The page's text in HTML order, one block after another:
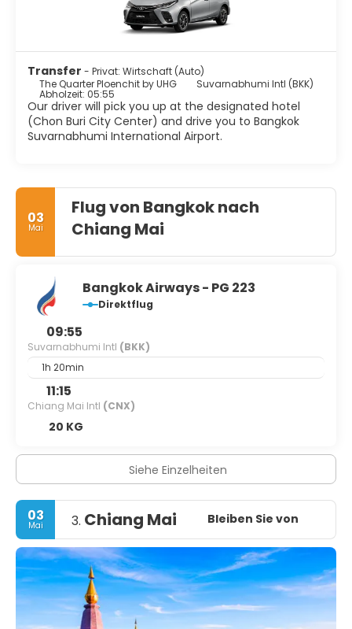
Transfer - Privat: Wirtschaft (Auto)
The Quarter Ploenchit by UHG
Suvarnabhumi Intl (BKK)
Abholzeit: 05:55
Our driver will pick you up at the designated hotel
(Chon Buri City Center) and drive you to Bangkok
Suvarnabhumi International Airport.
03
Mai
Flug von Bangkok nach
Chiang Mai
Bangkok Airways - PG 223
Direktflug
09:55
Suvarnabhumi Intl (BKK)
1h 20min
11:15
Chiang Mai Intl (CNX)
20 KG
Siehe Einzelheiten
03
Mai 3. Chiang Mai Bleiben Sie von